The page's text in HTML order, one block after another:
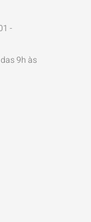
-
9h às